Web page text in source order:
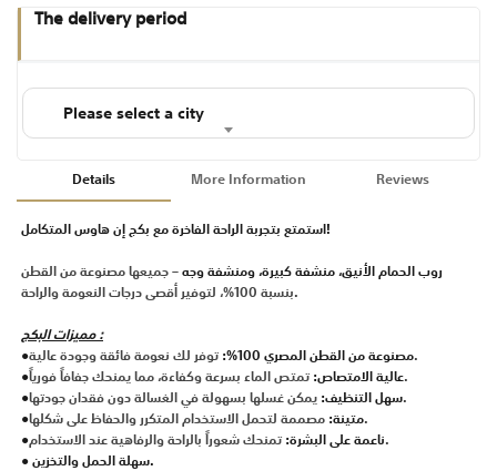
The delivery period
Please select a city
Details
استمتع بتجربة الراحة الفاخرة مع بكج إن هاوس المتكامل!
روب الحمام الأنيق، منشفة كبيرة، ومنشفة وجه– جميعها مصنوعة من القطن
بنسبة 100%، لتوفير أقصى درجات النعومة والراحة.
مميزات البكج :
●مصنوعة من القطن المصري 100%:توفر لك نعومة فائقة وجودة عالية.
●عالية الامتصاص:تمتص الماء بسرعة وكفاءة، مما يمنحك جفافاً فورياً.
●سهل التنظيف:يمكن غسلها بسهولة في الغسالة دون فقدان جودتها.
●متينة:مصممة لتحمل الاستخدام المتكرر والحفاظ على شكلها.
●ناعمة على البشرة:تمنحك شعوراً بالراحة والرفاهية عند الاستخدام.
● سهلة الحمل والتخزين.
More Information Reviews